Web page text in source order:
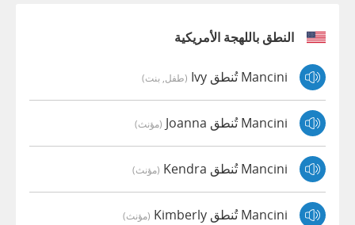
النطق باللهجة الأمريكية
Mancini تُنطق Ivy (طفل, بنت)
Mancini تُنطق Joanna (مؤنث)
Mancini تُنطق Kendra (مؤنث)
Mancini تُنطق Kimberly (مؤنث)